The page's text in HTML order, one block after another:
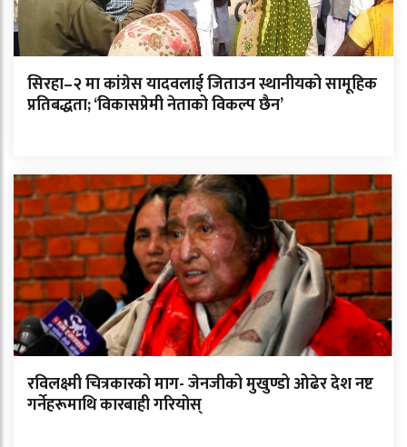
सिरहा–२ मा कांग्रेस यादवलाई जिताउन स्थानीयको सामूहिक
प्रतिबद्धता; ‘विकासप्रेमी नेताको विकल्प छैन’
रविलक्ष्मी चित्रकारको माग- जेनजीको मुखुण्डो ओढेर देश नष्ट
गर्नेहरूमाथि कारबाही गरियोस्